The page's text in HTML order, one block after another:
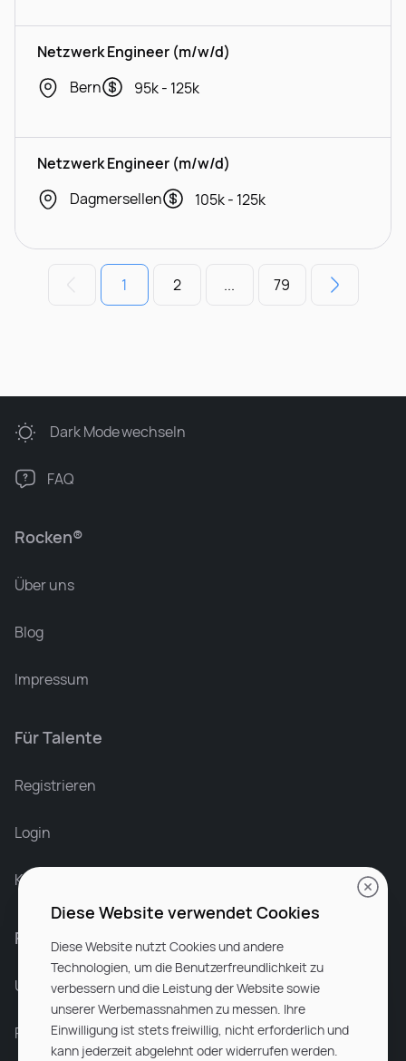
Netzwerk Engineer (m/w/d)
Bern
95k - 125k
Netzwerk Engineer (m/w/d)
Dagmersellen
105k - 125k
1 2 ... 79
Rocken®
Über uns
Blog
Impressum
Für Talente
Registrieren
Login
Karriere bei Rocken
Für Unternehmen
Unsere Dienstleistungen
Partnerunternehmen
Dark Modewechseln
FAQ
Diese Website verwendet Cookies
Diese Website nutzt Cookies und andere
Technologien, um die Benutzerfreundlichkeit zu
verbessern und die Leistung der Website sowie
unserer Werbemassnahmen zu messen. Ihre
Einwilligung ist stets freiwillig, nicht erforderlich und
kann jederzeit abgelehnt oder widerrufen werden.